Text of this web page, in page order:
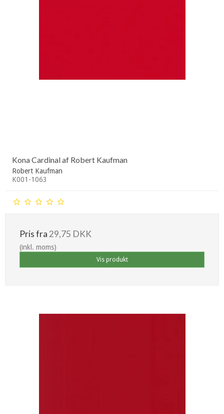
Kona Cardinal af Robert Kaufman
Robert Kaufman
K001-1063
Pris fra 29,75 DKK
(inkl. moms)
Vis produkt